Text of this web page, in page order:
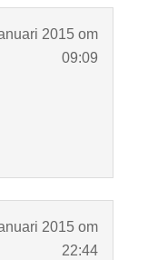
2015 om
09:09
2015 om
22:44